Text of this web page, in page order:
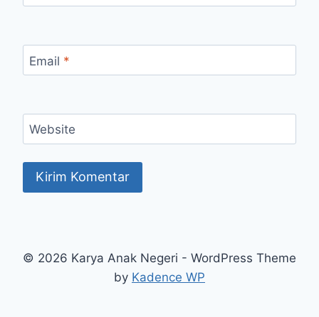
Email *
Website
© 2026 Karya Anak Negeri - WordPress Theme
by Kadence WP